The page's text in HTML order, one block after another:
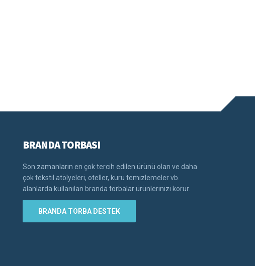
BRANDA TORBASI
Son zamanların en çok tercih edilen ürünü olan ve daha
çok tekstil atölyeleri, oteller, kuru temizlemeler vb.
alanlarda kullanılan branda torbalar ürünlerinizi korur.
BRANDA TORBA DESTEK